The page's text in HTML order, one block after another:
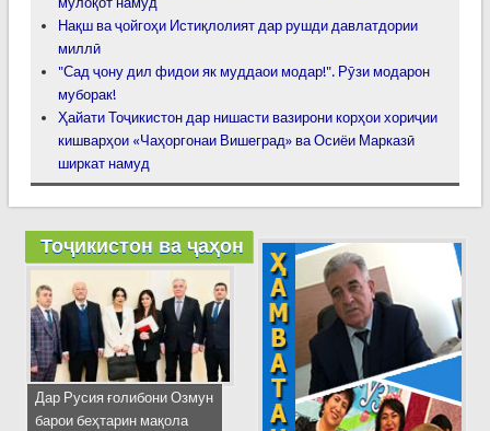
Нақш ва ҷойгоҳи Истиқлолият дар рушди давлатдории
миллӣ
"Сад ҷону дил фидои як муддаои модар!". Рӯзи модарон
муборак!
Ҳайати Тоҷикистон дар нишасти вазирони корҳои хориҷии
кишварҳои «Чаҳоргонаи Вишеград» ва Осиёи Марказӣ
ширкат намуд
Тоҷикистон ва ҷаҳон
Дар Русия ғолибони Озмун
барои беҳтарин мақола